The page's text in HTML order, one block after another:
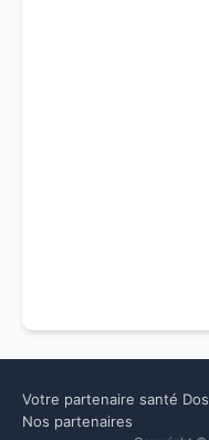
Votre partenaire santé Dos
Nos partenaires